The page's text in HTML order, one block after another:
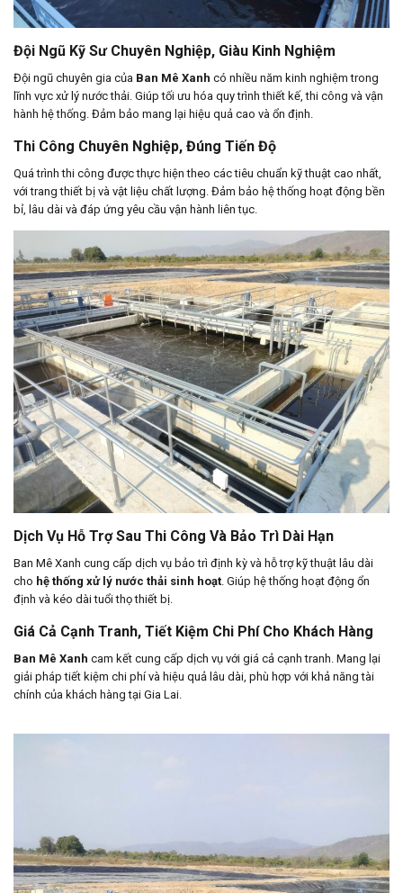
Đội Ngũ Kỹ Sư Chuyên Nghiệp, Giàu Kinh Nghiệm
Đội ngũ chuyên gia của Ban Mê Xanh có nhiều năm kinh nghiệm trong
lĩnh vực xử lý nước thải. Giúp tối ưu hóa quy trình thiết kế, thi công và vận
hành hệ thống. Đảm bảo mang lại hiệu quả cao và ổn định.
Thi Công Chuyên Nghiệp, Đúng Tiến Độ
Quá trình thi công được thực hiện theo các tiêu chuẩn kỹ thuật cao nhất,
với trang thiết bị và vật liệu chất lượng. Đảm bảo hệ thống hoạt động bền
bỉ, lâu dài và đáp ứng yêu cầu vận hành liên tục.
Dịch Vụ Hỗ Trợ Sau Thi Công Và Bảo Trì Dài Hạn
Ban Mê Xanh cung cấp dịch vụ bảo trì định kỳ và hỗ trợ kỹ thuật lâu dài
cho hệ thống xử lý nước thải sinh hoạt . Giúp hệ thống hoạt động ổn
định và kéo dài tuổi thọ thiết bị.
Giá Cả Cạnh Tranh, Tiết Kiệm Chi Phí Cho Khách Hàng
Ban Mê Xanh cam kết cung cấp dịch vụ với giá cả cạnh tranh. Mang lại
giải pháp tiết kiệm chi phí và hiệu quả lâu dài, phù hợp với khả năng tài
chính của khách hàng tại Gia Lai.